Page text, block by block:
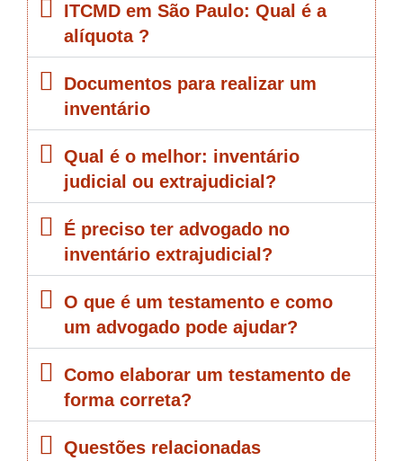
ITCMD em São Paulo: Qual é a
alíquota ?
Documentos para realizar um
inventário
Qual é o melhor: inventário
judicial ou extrajudicial?
É preciso ter advogado no
inventário extrajudicial?
O que é um testamento e como
um advogado pode ajudar?
Como elaborar um testamento de
forma correta?
Questões relacionadas